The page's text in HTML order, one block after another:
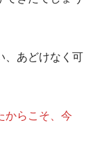
、あどけなく可
からこそ、今